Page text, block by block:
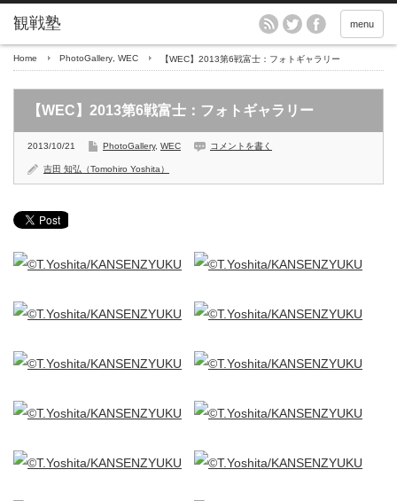
menu
Home PhotoGallery WEC 【WEC】2013第6戦富士：フォトギャラリー
【WEC】2013第6戦富士：フォトギャラリー
2013/10/21 PhotoGallery, WEC コメントを書く
吉田 知弘（Tomohiro Yoshita）